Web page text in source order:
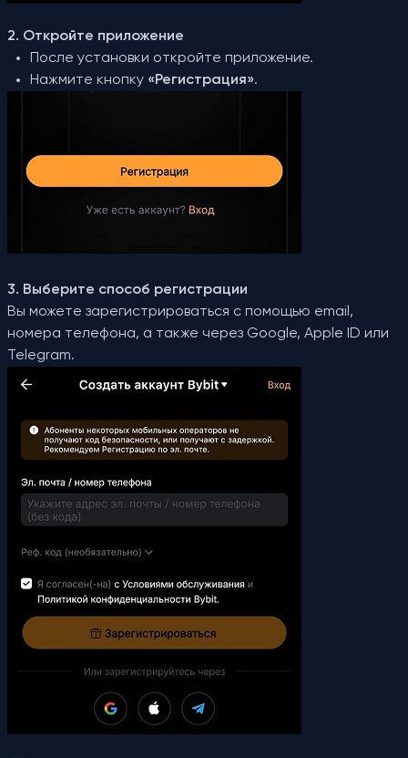
2. Откройте приложение
После установки откройте приложение.
Нажмите кнопку «Регистрация».
3. Выберите способ регистрации
Вы можете зарегистрироваться с помощью email,
номера телефона, а также через Google, Apple ID или
Telegram.